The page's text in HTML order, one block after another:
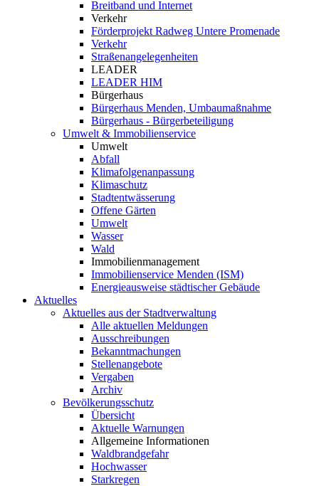
Breitband und Internet
Verkehr
Förderprojekt Radweg Untere Promenade
Verkehr
Straßenangelegenheiten
LEADER
LEADER HIM
Bürgerhaus
Bürgerhaus Menden, Umbaumaßnahme
Bürgerhaus - Bürgerbeteiligung
Umwelt & Immobilienservice
Umwelt
Abfall
Klimafolgenanpassung
Klimaschutz
Stadtentwässerung
Offene Gärten
Umwelt
Wasser
Wald
Immobilienmanagement
Immobilienservice Menden (ISM)
Energieausweise städtischer Gebäude
Aktuelles
Aktuelles aus der Stadtverwaltung
Alle aktuellen Meldungen
Ausschreibungen
Bekanntmachungen
Stellenangebote
Vergaben
Archiv
Bevölkerungsschutz
Übersicht
Aktuelle Warnungen
Allgemeine Informationen
Waldbrandgefahr
Hochwasser
Starkregen